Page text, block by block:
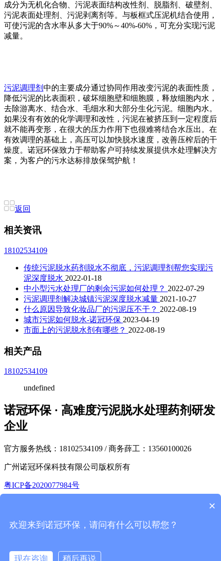
成分为无机化合物、污泥表面结构改性剂、脱脂剂、破壁剂、
污泥表面处理剂、污泥剥离剂等。与板框式压泥机结合使用，
可使污泥的含水率从多大于90%～40%-60%，可充分实现污泥
减量。
污泥调理剂 中的主要成分通过协同作用改变污泥的表面性质，
降低污泥的比表面积，破坏细胞壁和细胞膜，释放细胞内水，
去除游离水、结合水、毛细水和大部分生化污泥。细胞内水。
如果没有有效的化学调理和改性，污泥在被挤压到一定程度后
就不能再变形，在很大的压力作用下也很难将结合水压出。在
有效调理的基础上，高压可以加快脱水速度，改善压榨后的干
燥度。诺冠环保致力于帮助客户可持续发展提供水处理解决方
案，为客户的污水达标排放保驾护航！
返回
相关资讯
18102534109
传统污泥脱水药剂脱水不彻底，污泥调理剂帮您实现污
泥深度脱水 2022-01-18
中小型污水处理厂的剩余污泥如何处理？ 2022-07-29
污泥调理剂解决城镇污泥深度脱水减量 2021-10-27
什么原因导致化妆品厂的污泥压不干？ 2022-08-19
城市污泥如何脱水-诺冠环保 2023-04-19
市面上的污泥脱水剂有哪些？ 2022-08-19
相关产品
18102534109
undefined
诺冠环保 · 高难度污泥脱水处理药剂研发
企业
官方服务热线：18102534109 / 商务薛工：13560100026
广州诺冠环保科技有限公司版权所有
粤ICP备2020077984号
药剂产品
×
欢迎来到诺冠环保，请问有什么可以帮您？
现在咨询 稍后再说